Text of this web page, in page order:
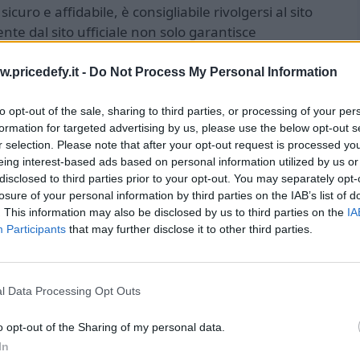
- Do Not Process My Personal Information
opt-out of the sale, sharing to third parties, or processing of your
for targeted advertising by us, please use the below opt-out
selection. Please note that after your opt-out request is processed
interest-based ads based on personal information utilized by us
to third parties prior to your opt-out. You may separately
of your personal information by third parties on the IAB’s list of
This information may also be disclosed by us to third parties on the
Participants that may further disclose it to other third parties.
Data Processing Opt Outs
opt-out of the Sharing of my personal data.
e affidabile, è consigliabile rivolgersi al sito
dal sito ufficiale non solo garantisce
di approfittare di offerte promozionali esclusive
Inoltre, il sito offre un servizio clienti dedicato
riguardante il prodotto,
stress.
soluzione completa per chi desidera migliorare le
Con la sua efficacia dimostrata, la sua
online, Tauro Plus è un alleato affidabile per
delle offerte speciali disponibili sul sito
prezzo vantaggioso e godere dei suoi benefici